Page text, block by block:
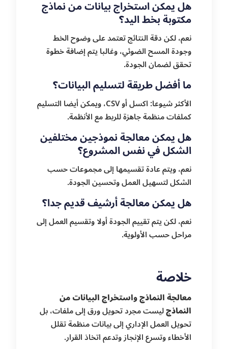
هل يمكن استخراج بيانات من نماذج
مكتوبة بخط اليد؟
نعم، لكن دقة النتائج تعتمد على وضوح الخط
وجودة المسح الضوئي، وغالبا يتم إضافة خطوة
تحقق لضمان الجودة.
ما أفضل طريقة لتسليم البيانات؟
الأكثر شيوعا: اكسل أو CSV، ويمكن أيضا التسليم
كملفات منظمة جاهزة للربط مع الأنظمة.
هل يمكن معالجة نموذجين مختلفين
الشكل في نفس المشروع؟
نعم، ويتم عادة تقسيمها إلى مجموعات حسب
الشكل لتسهيل العمل وتحسين الجودة.
هل يمكن معالجة أرشيف قديم جدا؟
نعم، لكن يتم تقييم الجودة أولا وتقسيم العمل إلى
مراحل حسب الأولوية.
خلاصة
معالجة النماذج واستخراج البيانات من
النماذجليست مجرد تحويل ورق إلى ملفات، بل
تحويل العمل الإداري إلى بيانات منظمة تقلل
الأخطاء وتسرع الإنجاز وتدعم اتخاذ القرار.